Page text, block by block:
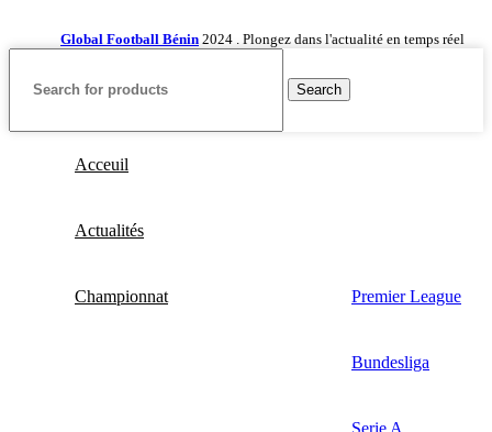
Global Football Bénin 2024 . Plongez dans l'actualité en temps réel
Search
Acceuil
Actualités
Championnat Premier League
Bundesliga
Serie A